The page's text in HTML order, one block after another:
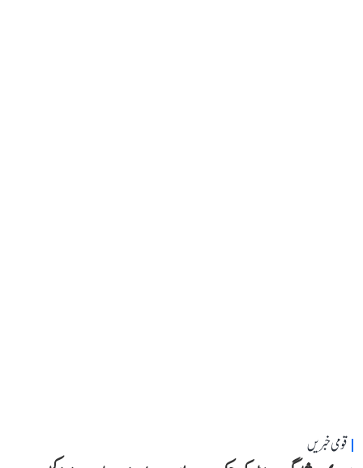
قومی خبریں